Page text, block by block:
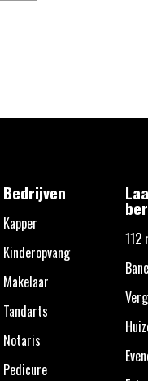
Bedrijven
Kapper
Kinderopvang
Makelaar
Tandarts
Notaris
Pedicure
112